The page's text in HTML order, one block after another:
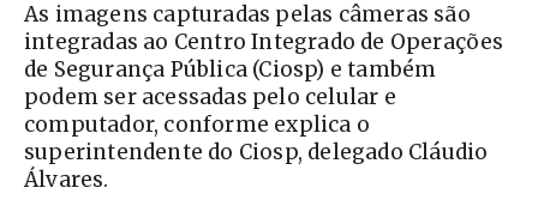
As imagens capturadas pelas câmeras são
integradas ao Centro Integrado de Operações
de Segurança Pública (Ciosp) e também
podem ser acessadas pelo celular e
computador, conforme explica o
superintendente do Ciosp, delegado Cláudio
Álvares.